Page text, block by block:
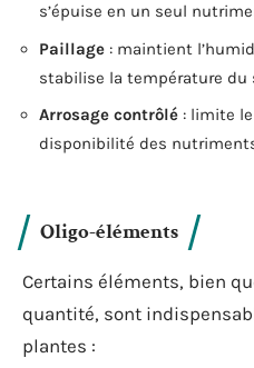
s’épuise en un seul
Paillage : maintient
stabilise la température du
Arrosage contrôlé : limite
disponibilité des
Oligo-éléments
Certains éléments, bien
quantité, sont
plantes :